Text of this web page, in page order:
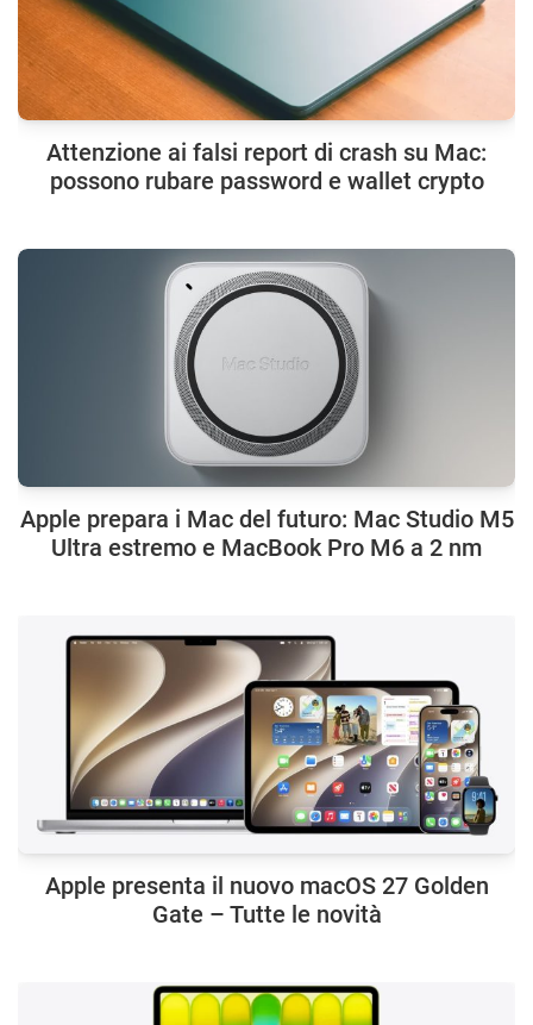
Attenzione ai falsi report di crash su Mac:
possono rubare password e wallet crypto
Apple prepara i Mac del futuro: Mac Studio M5
Ultra estremo e MacBook Pro M6 a 2 nm
Apple presenta il nuovo macOS 27 Golden
Gate – Tutte le novità